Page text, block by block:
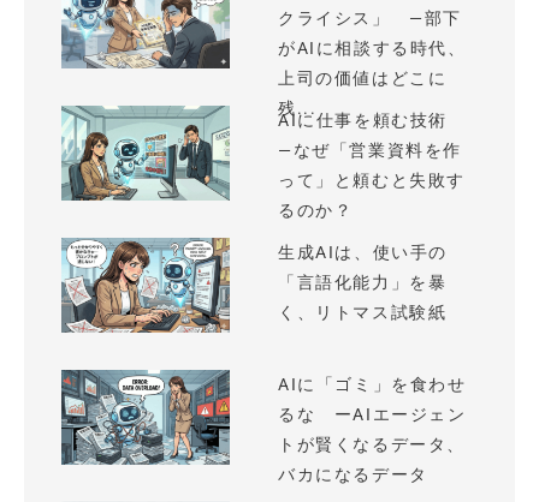
クライシス」 —部下
がAIに相談する時代、
上司の価値はどこに
残...
AIに仕事を頼む技術
—なぜ「営業資料を作
って」と頼むと失敗す
るのか？
生成AIは、使い手の
「言語化能力」を暴
く、リトマス試験紙
AIに「ゴミ」を食わせ
るな ーAIエージェン
トが賢くなるデータ、
バカになるデータ